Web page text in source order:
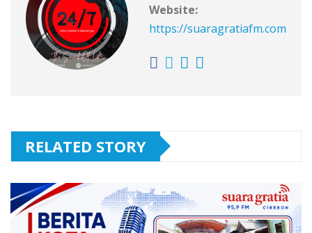
Website:
https://suaragratiafm.com
RELATED STORY